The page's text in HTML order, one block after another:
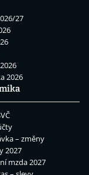
27
2026
– změny
2027
mzda 2027